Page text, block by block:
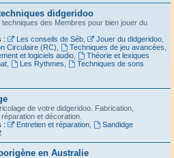
didgeridoo
techniques des Membres pour bien jouer du
:
Les conseils de Séb, Jouer du didgeridoo,
Circulaire (RC)
Techniques de jeu avancées
et logiciels audio,
Théorie et lexiques
, Les Rythmes
Techniques de sons
de votre didgeridoo. Fabrication,
et décoration.
:
Entretien et réparation,
Sandidge
en Australie